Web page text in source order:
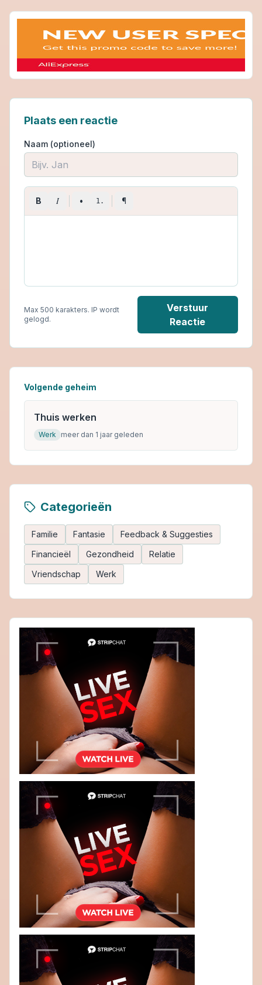
Plaats een reactie
Naam (optioneel)
B I • 1. ¶
Max 500 karakters. IP wordt
gelogd.
Verstuur
Reactie
Volgende geheim
Thuis werken
Werk meer dan 1 jaar geleden
Categorieën
Familie Fantasie
Feedback & Suggesties
Financieël
Gezondheid
Relatie
Vriendschap
Werk